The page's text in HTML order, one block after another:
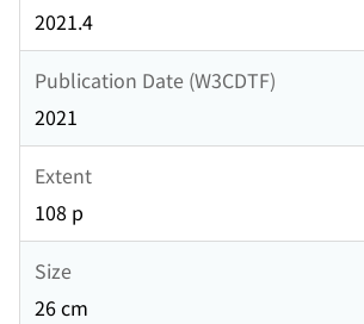
2021.4
Publication Date (W3CDTF)
2021
Extent
108 p
Size
26 cm